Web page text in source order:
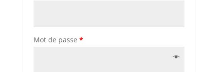
Mot de passe *